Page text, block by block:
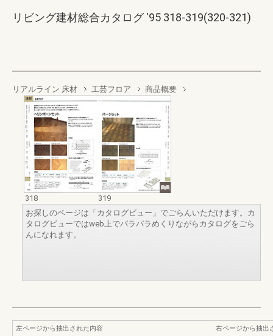
リビング建材総合カタログ '95 318-319(320-321)
リアルライン 床材 工芸フロア 商品概要
318
319
お探しのページは「カタログビュー」でごらんいただけます。カ
タログビューではweb上でパラパラめくりながらカタログをごら
んになれます。
左ページから抽出された内容
右ページから抽出